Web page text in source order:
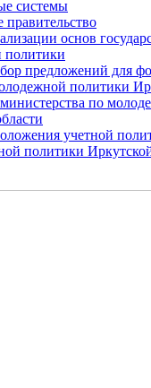
системы
основ
политики
предложений для
политики
по
учетной
политики